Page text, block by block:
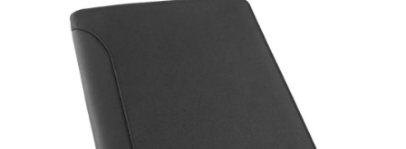
0,0
hviezdičiek.